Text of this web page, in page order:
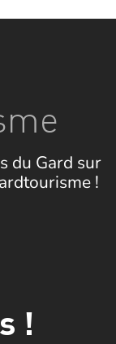
du Gard sur
!
!